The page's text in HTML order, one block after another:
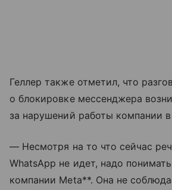
Геллер также отметил, что
о блокировке мессенджера
за нарушений работы компании
— Несмотря на то что сейчас
WhatsApp не идет, надо
компании Meta**. Она не